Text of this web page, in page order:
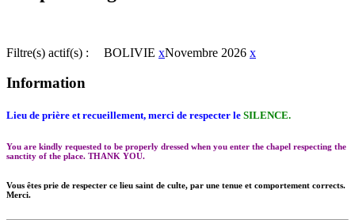
Filtre(s) actif(s) : BOLIVIE xNovembre 2026 x
Information
Lieu de prière et recueillement, merci de respecter le SILENCE.
You are kindly requested to be properly dressed when you enter the chapel respecting the
sanctity of the place. THANK YOU.
Vous êtes prie de respecter ce lieu saint de culte, par une tenue et comportement corrects.
Merci.